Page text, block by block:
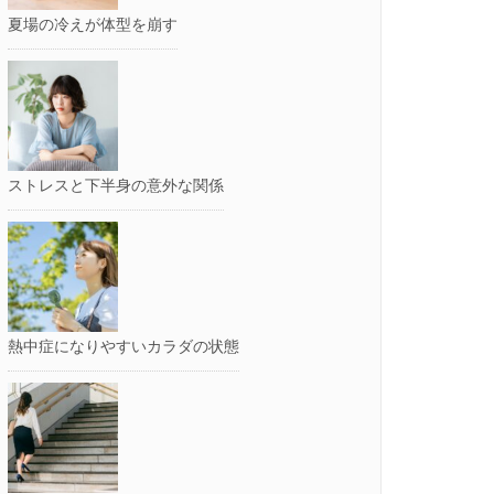
夏場の冷えが体型を崩す
ストレスと下半身の意外な関係
熱中症になりやすいカラダの状態